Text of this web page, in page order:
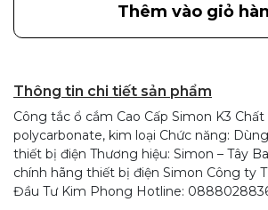
Thêm vào giỏ
Thông tin chi tiết sản phẩm
Công tắc ổ cắm Cao Cấp Simon K3 Chất
polycarbonate, kim loại Chức năng:
thiết bị điện Thương hiệu: Simon – Tây
chính hãng thiết bị điện Simon Công ty
Đầu Tư Kim Phong Hotline: